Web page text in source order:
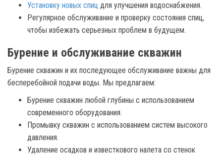
Установку новых спиц для улучшения водоснабжения.
Регулярное обслуживание и проверку состояния спиц,
чтобы избежать серьезных проблем в будущем.
Бурение и обслуживание скважин
Бурение скважин и их последующее обслуживание важны для
бесперебойной подачи воды. Мы предлагаем:
Бурение скважин любой глубины с использованием
современного оборудования.
Промывку скважин с использованием систем высокого
давления.
Удаление осадков и известкового налета со стенок